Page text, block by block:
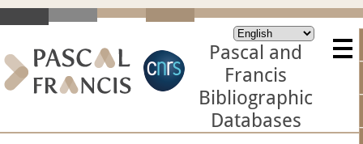
Pascal and
Francis
Bibliographic
Databases